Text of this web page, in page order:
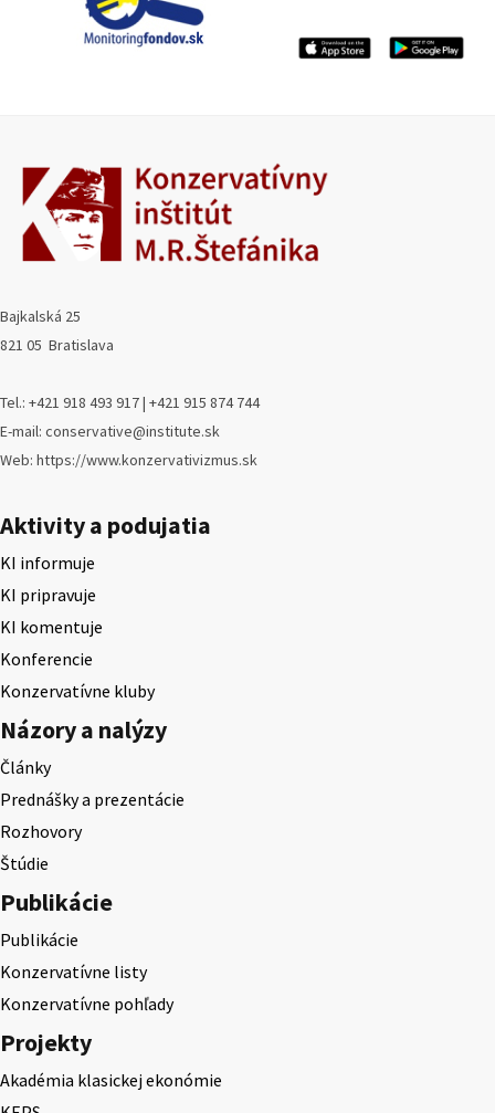
Bajkalská 25
821 05 Bratislava
Tel.: +421 918 493 917 | +421 915 874 744
E-mail: conservative@institute.sk
Web: https://www.konzervativizmus.sk
Aktivity a podujatia
KI informuje
KI pripravuje
KI komentuje
Konferencie
Konzervatívne kluby
Názory a nalýzy
Články
Prednášky a prezentácie
Rozhovory
Štúdie
Publikácie
Publikácie
Konzervatívne listy
Konzervatívne pohľady
Projekty
Akadémia klasickej ekonómie